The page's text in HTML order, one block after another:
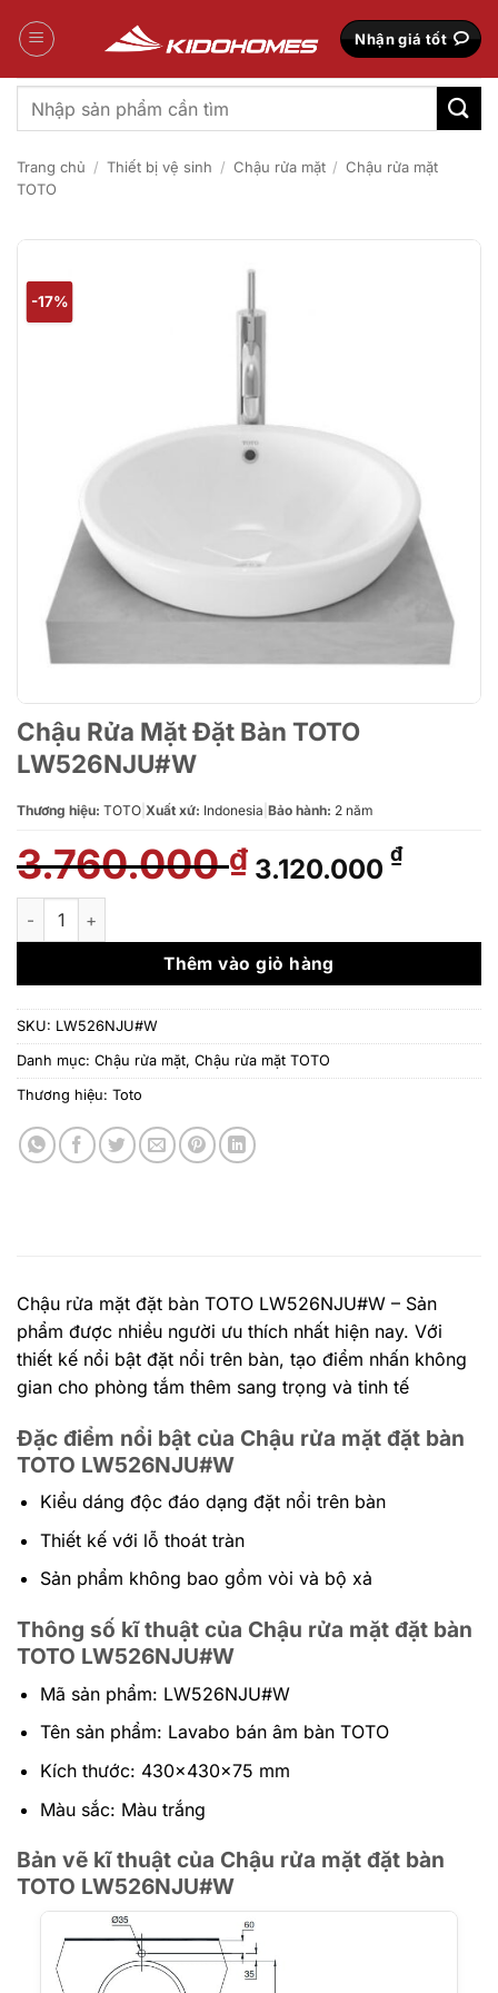
qua
Nhận giá tốt
Tìm
kiếm:
Trang chủ / Thiết bị vệ sinh / Chậu rửa mặt / Chậu rửa mặt
TOTO
-17%
Chậu Rửa Mặt Đặt Bàn TOTO
LW526NJU#W
Thương hiệu: TOTO Xuất xứ: Indonesia Bảo hành: 2 năm
3.760.000₫ Giá
gốc
3.760.000 ₫.
3.120.000 ₫Giá
là:
Chậu Rửa Mặt Đặt Bàn TOTO LW526NJU#W số lượng
Thêm vào giỏ hàng
SKU: LW526NJU#W
Danh mục: Chậu rửa mặt, Chậu rửa mặt TOTO
Thương hiệu: Toto
Chậu rửa mặt đặt bàn TOTO LW526NJU#W – Sản
phẩm được nhiều người ưu thích nhất hiện nay. Với
thiết kế nổi bật đặt nổi trên bàn, tạo điểm nhấn không
gian cho phòng tắm thêm sang trọng và tinh tế
Đặc điểm nổi bật của Chậu rửa mặt đặt bàn
TOTO LW526NJU#W
Kiểu dáng độc đáo dạng đặt nổi trên bàn
Thiết kế với lỗ thoát tràn
Sản phẩm không bao gồm vòi và bộ xả
Thông số kĩ thuật của Chậu rửa mặt đặt bàn
TOTO LW526NJU#W
Mã sản phẩm: LW526NJU#W
Tên sản phẩm: Lavabo bán âm bàn TOTO
Kích thước: 430x430x75 mm
Màu sắc: Màu trắng
Bản vẽ kĩ thuật của Chậu rửa mặt đặt bàn
TOTO LW526NJU#W